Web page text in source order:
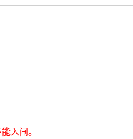
入闸。